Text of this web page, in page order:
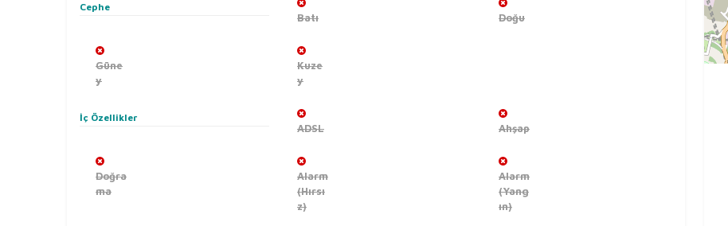
Cephe
Batı Doğu
Güne
y
Kuze
y
İç Özellikler
ADSL Ahşap
Doğra
ma
Alarm
(Hırsı
z)
Alarm
(Yang
ın)